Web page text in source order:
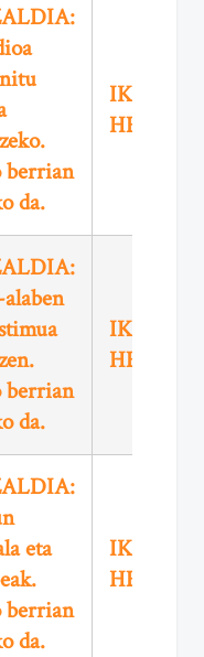
berrian
da.
IKUSI
HEMEN
berrian
da.
IKUSI
HEMEN
eta
berrian
da.
IKUSI
HEMEN